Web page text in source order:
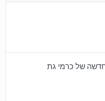
של כרמי גת